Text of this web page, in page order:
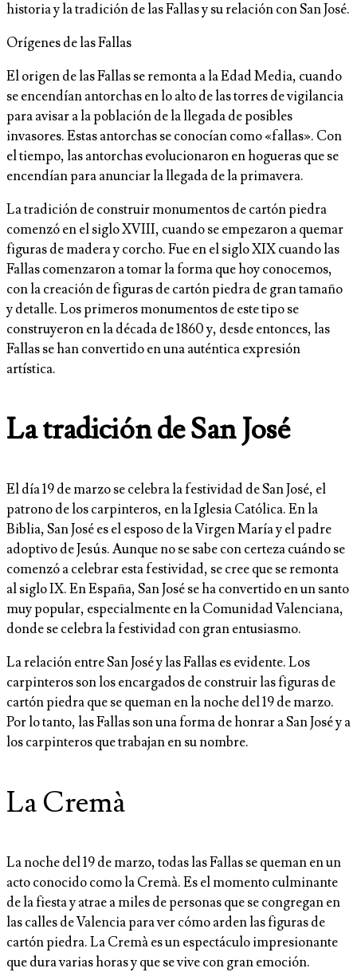
historia y la tradición de las Fallas y su relación con San José.
Orígenes de las Fallas
El origen de las Fallas se remonta a la Edad Media, cuando
se encendían antorchas en lo alto de las torres de vigilancia
para avisar a la población de la llegada de posibles
invasores. Estas antorchas se conocían como «fallas». Con
el tiempo, las antorchas evolucionaron en hogueras que se
encendían para anunciar la llegada de la primavera.
La tradición de construir monumentos de cartón piedra
comenzó en el siglo XVIII, cuando se empezaron a quemar
figuras de madera y corcho. Fue en el siglo XIX cuando las
Fallas comenzaron a tomar la forma que hoy conocemos,
con la creación de figuras de cartón piedra de gran tamaño
y detalle. Los primeros monumentos de este tipo se
construyeron en la década de 1860 y, desde entonces, las
Fallas se han convertido en una auténtica expresión
artística.
La tradición de San José
El día 19 de marzo se celebra la festividad de San José, el
patrono de los carpinteros, en la Iglesia Católica. En la
Biblia, San José es el esposo de la Virgen María y el padre
adoptivo de Jesús. Aunque no se sabe con certeza cuándo se
comenzó a celebrar esta festividad, se cree que se remonta
al siglo IX. En España, San José se ha convertido en un santo
muy popular, especialmente en la Comunidad Valenciana,
donde se celebra la festividad con gran entusiasmo.
La relación entre San José y las Fallas es evidente. Los
carpinteros son los encargados de construir las figuras de
cartón piedra que se queman en la noche del 19 de marzo.
Por lo tanto, las Fallas son una forma de honrar a San José y a
los carpinteros que trabajan en su nombre.
La Cremà
La noche del 19 de marzo, todas las Fallas se queman en un
acto conocido como la Cremà. Es el momento culminante
de la fiesta y atrae a miles de personas que se congregan en
las calles de Valencia para ver cómo arden las figuras de
cartón piedra. La Cremà es un espectáculo impresionante
que dura varias horas y que se vive con gran emoción.